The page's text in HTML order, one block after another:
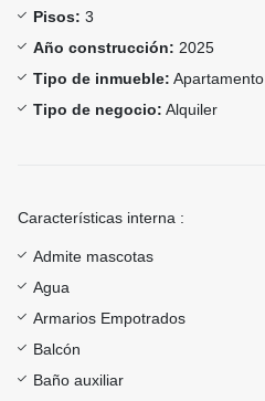
Pisos: 3
Año construcción: 2025
Tipo de inmueble: Apartamento
Tipo de negocio: Alquiler
Características interna :
Admite mascotas
Agua
Armarios Empotrados
Balcón
Baño auxiliar